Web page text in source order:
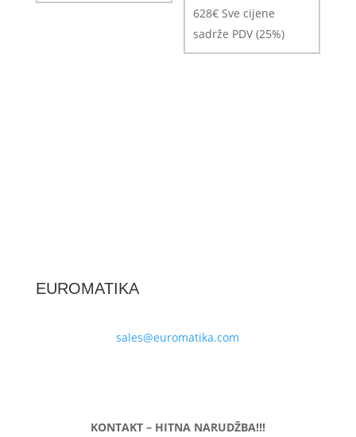
628€ Sve cijene
sadrže PDV (25%)
EUROMATIKA
sales@euromatika.com
KONTAKT – HITNA NARUDŽBA!!!